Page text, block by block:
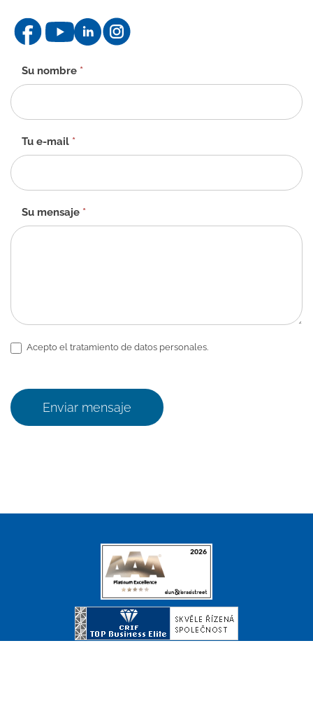
Formulario
de
contacto
Su nombre *
Tu e-mail *
Su mensaje *
Acepto el tratamiento de datos personales.
Enviar mensaje